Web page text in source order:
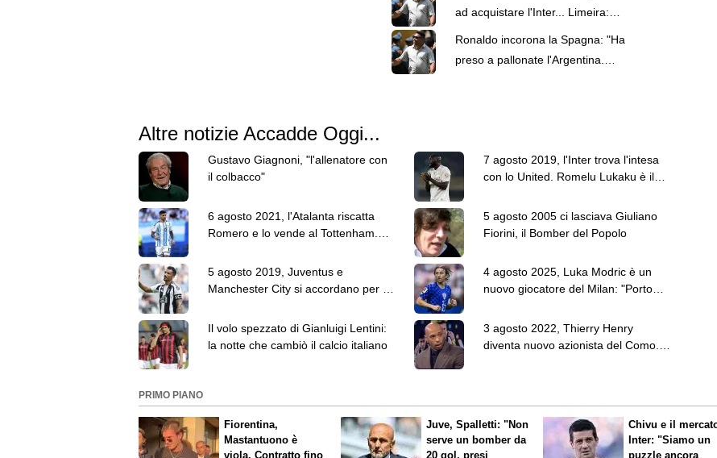
ad acquistare l'Inter... Limeira:
gioca in C brasiliana
Ronaldo incorona la Spagna: "Ha
preso a pallonate l'Argentina.
Altre notizie Accadde Oggi...
Gustavo Giagnoni, "l'allenatore con
il colbacco"
7 agosto 2019, l'Inter trova l'intesa
con lo United. Romelu Lukaku è il
6 agosto 2021, l'Atalanta riscatta
Romero e lo vende al Tottenham.
5 agosto 2005 ci lasciava Giuliano
Fiorini, il Bomber del Popolo
5 agosto 2019, Juventus e
Manchester City si accordano per lo
4 agosto 2025, Luka Modric è un
nuovo giocatore del Milan: "Porto
Il volo spezzato di Gianluigi Lentini:
la notte che cambiò il calcio italiano
3 agosto 2022, Thierry Henry
diventa nuovo azionista del Como.
PRIMO PIANO
Fiorentina,
Mastantuono è
viola. Contratto fino
Juve, Spalletti: "Non
serve un bomber da
20 gol, presi
Chivu e il
Inter: "Siamo un
puzzle ancora